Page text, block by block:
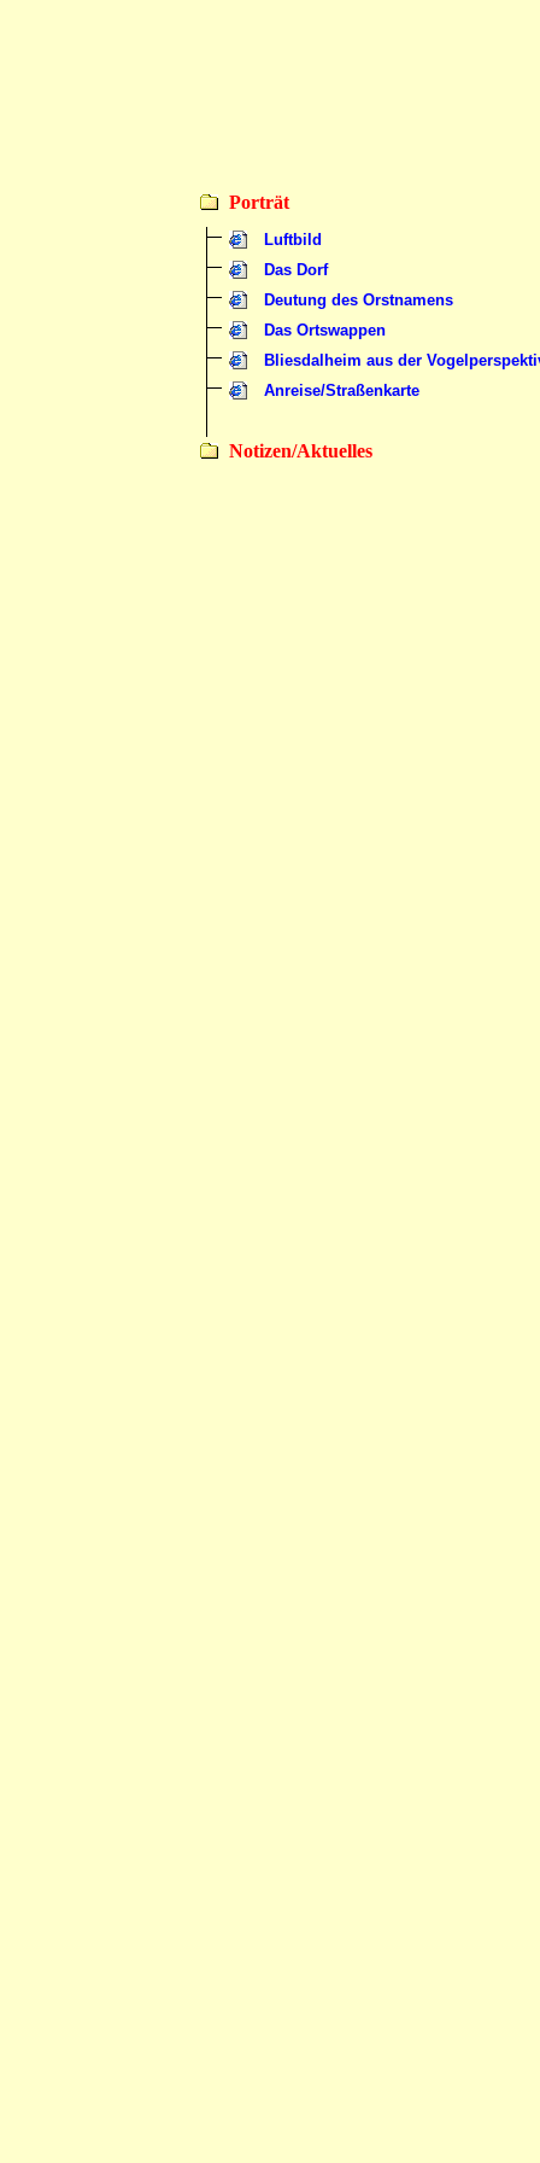
Porträt
Luftbild
Das Dorf
Deutung des Orstnamens
Das Ortswappen
Bliesdalheim aus der
Anreise/Straßenkarte
Notizen/Aktuelles